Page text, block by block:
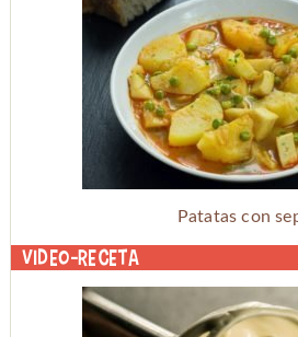
Patatas con
Video-receta